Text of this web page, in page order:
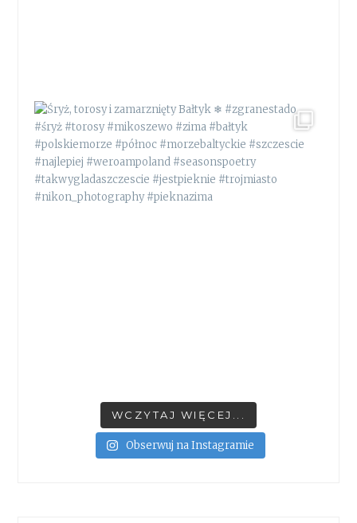
WCZYTAJ WIĘCEJ...
Obserwuj na Instagramie